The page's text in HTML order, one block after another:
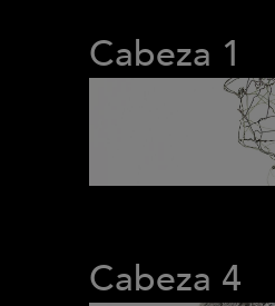
Cabeza 1
Cabeza 4